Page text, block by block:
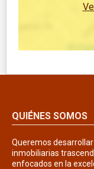
QUIÉNES SOMOS
Queremos
inmobiliarias
enfocados en la